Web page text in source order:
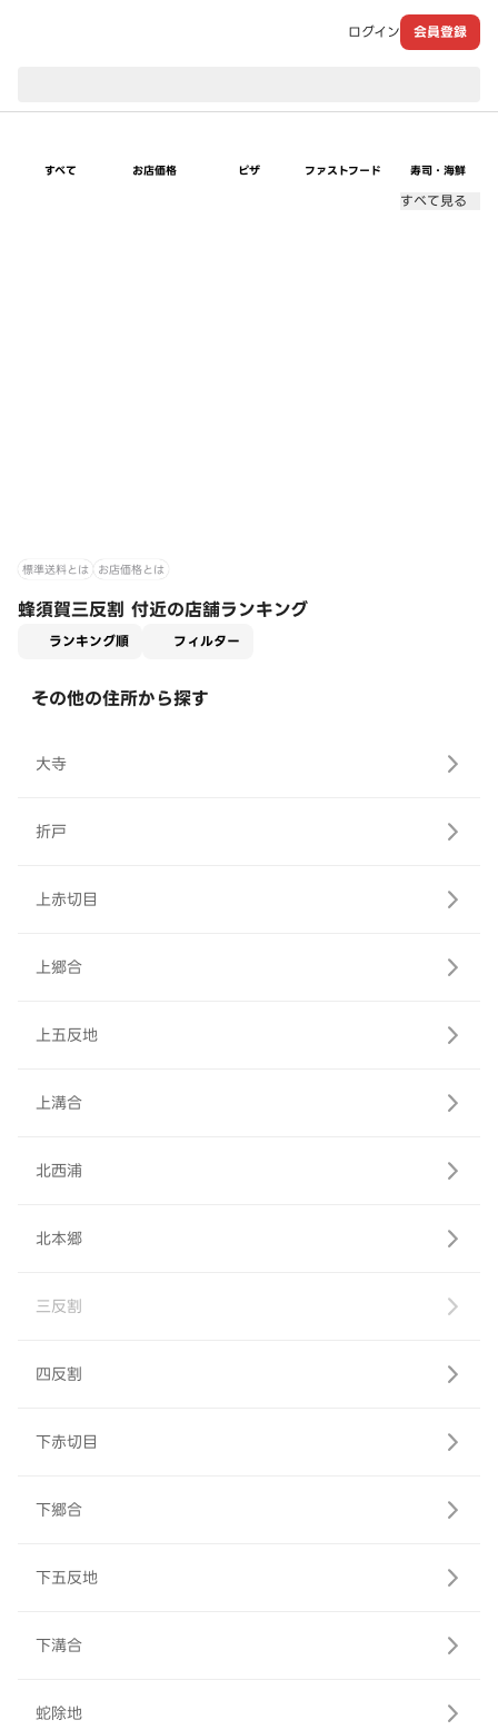
ログイン 会員登録
すべて お店価格 ピザ ファストフード 寿司・海鮮
すべて見る
標準送料とは お店価格とは
蜂須賀三反割 付近の店舗ランキング
ランキング順 フィルター
その他の住所から探す
大寺
折戸
上赤切目
上郷合
上五反地
上溝合
北西浦
北本郷
三反割
四反割
下赤切目
下郷合
下五反地
下溝合
蛇除地